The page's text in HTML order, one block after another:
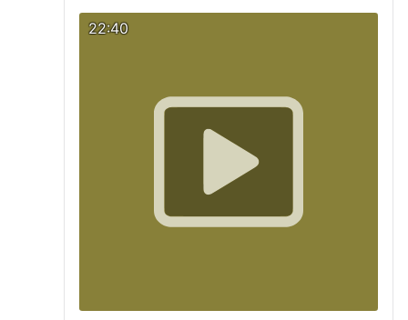
Artificial Intelligence and the dangers it
22:40